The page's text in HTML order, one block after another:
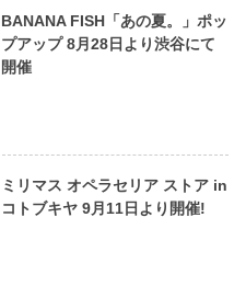
BANANA FISH「あの夏。」ポッ
プアップ 8月28日より渋谷にて
開催
ミリマス オペラセリア ストア in
コトブキヤ 9月11日より開催!